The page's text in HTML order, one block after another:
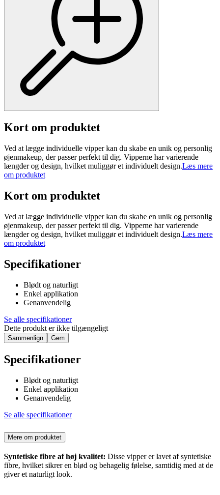
Kort om produktet
Ved at lægge individuelle vipper kan du skabe en unik og personlig
øjenmakeup, der passer perfekt til dig. Vipperne har varierende
længder og design, hvilket muliggør et individuelt design.Læs mere
om produktet
Kort om produktet
Ved at lægge individuelle vipper kan du skabe en unik og personlig
øjenmakeup, der passer perfekt til dig. Vipperne har varierende
længder og design, hvilket muliggør et individuelt design.Læs mere
om produktet
Specifikationer
Blødt og naturligt
Enkel applikation
Genanvendelig
Se alle specifikationer
Dette produkt er ikke tilgængeligt
Sammenlign Gem
Specifikationer
Blødt og naturligt
Enkel applikation
Genanvendelig
Se alle specifikationer
Mere om produktet
Syntetiske fibre af høj kvalitet: Disse vipper er lavet af syntetiske
fibre, hvilket sikrer en blød og behagelig følelse, samtidig med at de
giver et naturligt look.